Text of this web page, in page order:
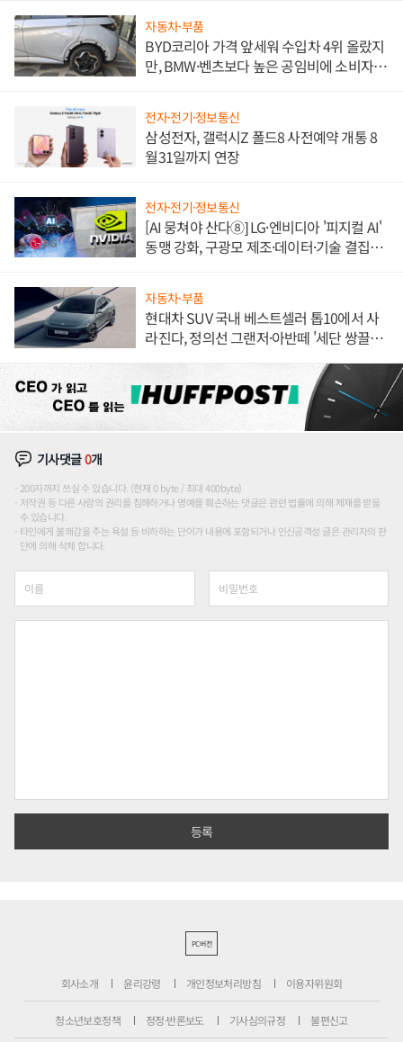
자동차·부품
BYD코리아 가격 앞세워 수입차 4위 올랐지
만, BMW·벤츠보다 높은 공임비에 소비자
전자·전기·정보통신
삼성전자, 갤럭시Z 폴드8 사전예약 개통 8
월31일까지 연장
전자·전기·정보통신
[AI 뭉쳐야 산다⑧] LG·엔비디아 '피지컬 AI'
동맹 강화, 구광모 제조·데이터·기술 결집
자동차·부품
현대차 SUV 국내 베스트셀러 톱10에서 사
라진다, 정의선 그랜저·아반떼 '세단 쌍끌
기사댓글0개
200자까지 쓰실 수 있습니다. (현재 0 byte / 최대 400byte)
저작권 등 다른 사람의 권리를 침해하거나 명예를 훼손하는 댓글은 관련 법률에 의해 제재를 받을
수 있습니다.
타인에게 불쾌감을 주는 욕설 등 비하하는 단어가 내용에 포함되거나 인신공격성 글은 관리자의 판
단에 의해 삭제 합니다.
PC버전
회사소개 윤리강령 개인정보처리방침 이용자위원회
청소년보호정책 정정·반론보도 기사심의규정 불편신고